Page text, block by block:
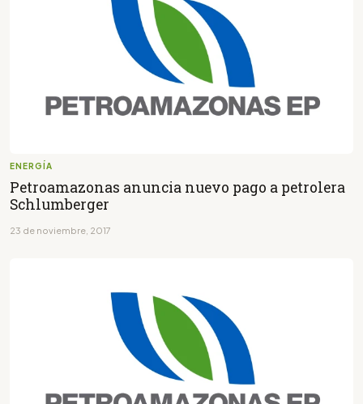
ENERGÍA
Petroamazonas anuncia nuevo pago a petrolera
Schlumberger
23 de noviembre, 2017